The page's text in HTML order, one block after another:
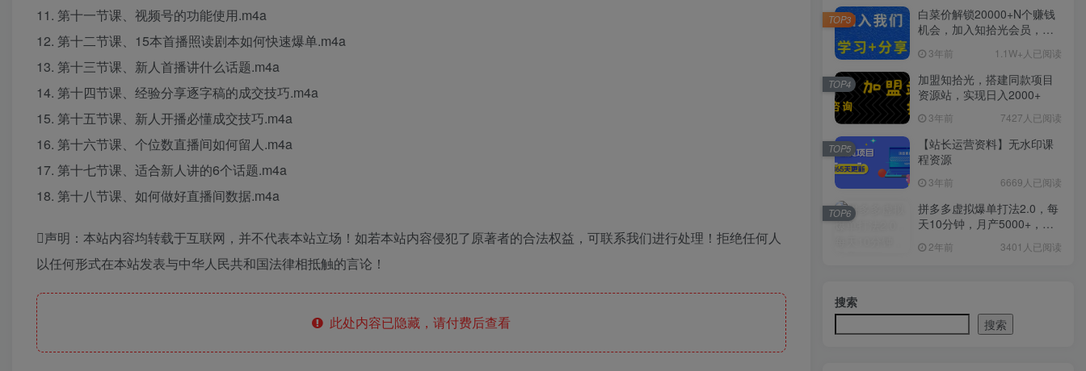
11. 第十一节课、视频号的功能使用.m4a
12. 第十二节课、15本首播照读剧本如何快速爆单.m4a
13. 第十三节课、新人首播讲什么话题.m4a
14. 第十四节课、经验分享逐字稿的成交技巧.m4a
15. 第十五节课、新人开播必懂成交技巧.m4a
16. 第十六节课、个位数直播间如何留人.m4a
17. 第十七节课、适合新人讲的6个话题.m4a
18. 第十八节课、如何做好直播间数据.m4a
声明：本站内容均转载于互联网，并不代表本站立场！如若本站内容侵犯了原著者的合法权益，可联系我们进行处理！拒绝任何人
以任何形式在本站发表与中华人民共和国法律相抵触的言论！
此处内容已隐藏，请付费后查看
白菜价解锁20000+N个赚钱
机会，加入知拾光会员，全
3年前 1.1W+人已阅读
TOP3
加盟知拾光，搭建同款项目
资源站，实现日入2000+
3年前 7427人已阅读
TOP4
【站长运营资料】无水印课
程资源
3年前 6669人已阅读
TOP5
拼多多虚拟爆单打法2.0，每
天10分钟，月产5000+，从0
2年前 3401人已阅读
TOP6
搜索
搜索